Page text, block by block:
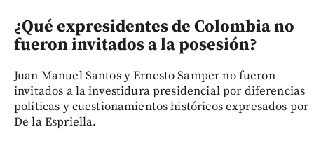
¿Qué expresidentes de Colombia no
fueron invitados a la posesión?
Juan Manuel Santos y Ernesto Samper no fueron
invitados a la investidura presidencial por diferencias
políticas y cuestionamientos históricos expresados por
De la Espriella.